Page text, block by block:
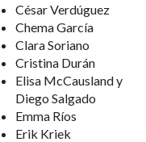
César Verdúguez
Chema García
Clara Soriano
Cristina Durán
Elisa McCausland y
Diego Salgado
Emma Ríos
Erik Kriek